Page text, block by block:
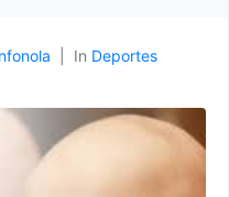
In Deportes